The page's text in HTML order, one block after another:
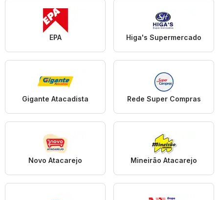
EPA Higa's Supermercado
Gigante Atacadista Rede Super Compras
Novo Atacarejo Mineirão Atacarejo